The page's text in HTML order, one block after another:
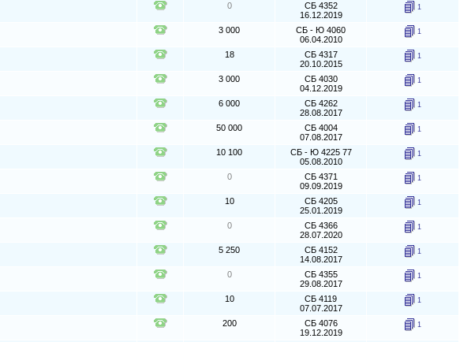
0
СБ 4352
16.12.2019
1
3 000
СБ - Ю 4060
06.04.2010
1
18
СБ 4317
20.10.2015
1
3 000
СБ 4030
04.12.2019
1
6 000
СБ 4262
28.08.2017
1
50 000
СБ 4004
07.08.2017
1
10 100
СБ - Ю 4225 77
05.08.2010
1
0
СБ 4371
09.09.2019
1
10
СБ 4205
25.01.2019
1
0
СБ 4366
28.07.2020
1
5 250
СБ 4152
14.08.2017
1
0
СБ 4355
29.08.2017
1
10
СБ 4119
07.07.2017
1
200
СБ 4076
19.12.2019
1